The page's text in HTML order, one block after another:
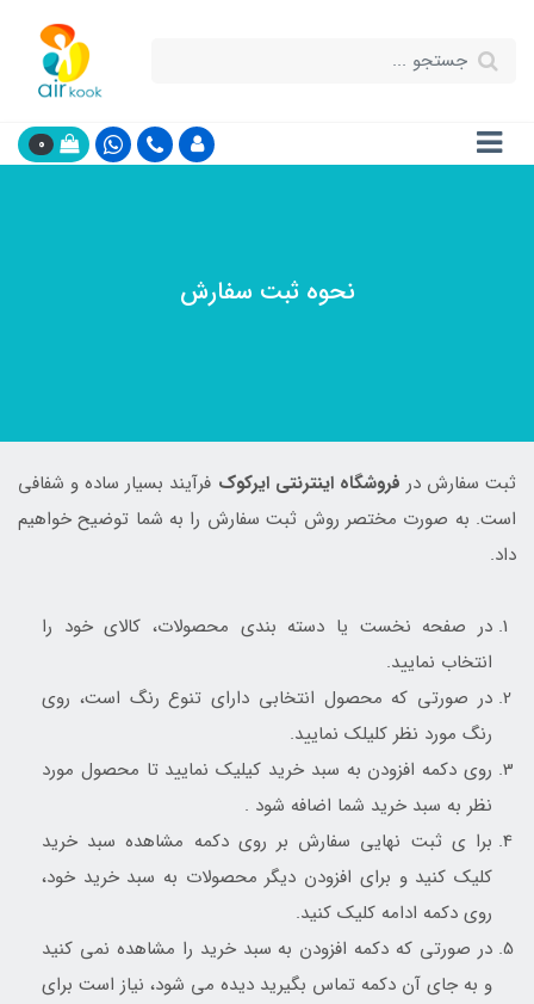
0
نحوه ثبت سفارش
ثبت سفارش در فروشگاه اینترنتی ایرکوک فرآیند بسیار ساده و شفافی
است. به صورت مختصر روش ثبت سفارش را به شما توضیح خواهیم
داد.
در صفحه نخست یا دسته بندی محصولات، کالای خود را
انتخاب نمایید.
در صورتی که محصول انتخابی دارای تنوع رنگ است، روی
رنگ مورد نظر کلیلک نمایید.
روی دکمه افزودن به سبد خرید کیلیک نمایید تا محصول مورد
نظر به سبد خرید شما اضافه شود .
برا ی ثبت نهایی سفارش بر روی دکمه مشاهده سبد خرید
کلیک کنید و برای افزودن دیگر محصولات به سبد خرید خود،
روی دکمه ادامه کلیک کنید.
در صورتی که دکمه افزودن به سبد خرید را مشاهده نمی کنید
و به جای آن دکمه تماس بگیرید دیده می شود، نیاز است برای